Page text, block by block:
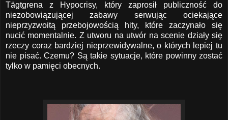
Tägtgrena z Hypocrisy, który zaprosił publiczność do
niezobowiązującej zabawy serwując ociekające
nieprzyzwoitą przebojowością hity, które zaczynało się
nucić momentalnie. Z utworu na utwór na scenie działy się
rzeczy coraz bardziej nieprzewidywalne, o których lepiej tu
nie pisać. Czemu? Są takie sytuacje, które powinny zostać
tylko w pamięci obecnych.